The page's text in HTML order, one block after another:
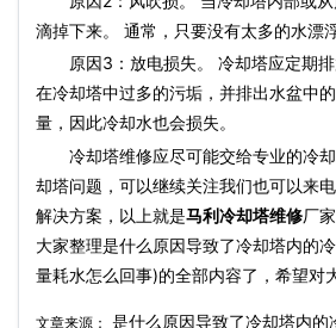
滴掉下来。 通常，只要没有太多的水漂
原因3：放电损失。 冷却塔应定期排
在冷却塔中过多的污垢，并排出水盆中
量，因此冷却水也会损失。
冷却塔维修应尽可能交给专业的冷
却塔问题，可以继续关注我们也可以来
解决方案，以上就是马利冷却塔维修厂
大家整理是什么原因导致了冷却塔内的
量耗水怎么回事)的全部内容了，希望对
文章来源： 是什么原因导致了冷却塔内的